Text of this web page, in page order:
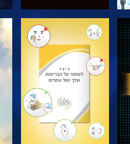
בדוק את הסדרה